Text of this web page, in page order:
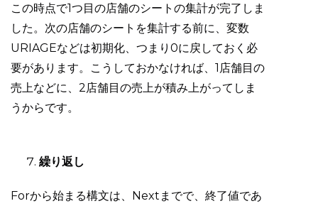
この時点で1つ目の店舗のシートの集計が完了しま
した。次の店舗のシートを集計する前に、変数
URIAGEなどは初期化、つまり0に戻しておく必
要があります。こうしておかなければ、1店舗目の
売上などに、2店舗目の売上が積み上がってしま
うからです。
繰り返し
Forから始まる構文は、Nextまでで、終了値であ